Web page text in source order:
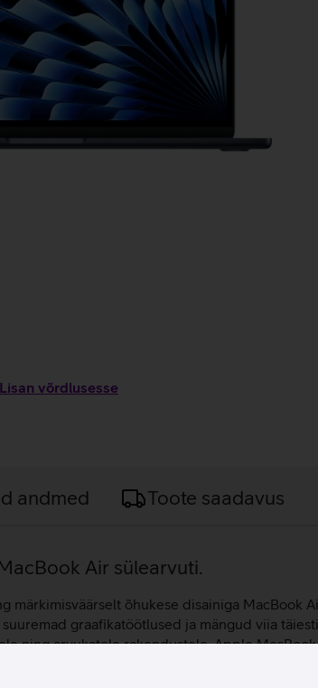
Lisan võrdlusesse
andmed Toote saadavus
Air sülearvuti.
märkimisväärselt õhukese disainiga
graafikatöötlused ja mängud viia
ning arvukatele rakendustele. Apple
sulle olulised tööd saavad tehtud. Surfa